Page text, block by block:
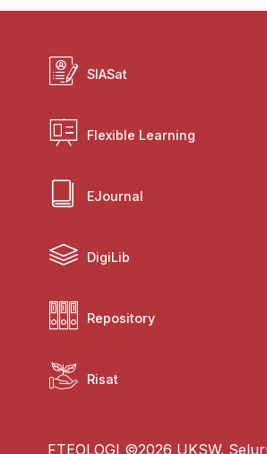
SIASat
Flexible Learning
EJournal
DigiLib
Repository
Risat
FTEOLOGI ©2026 UKSW.